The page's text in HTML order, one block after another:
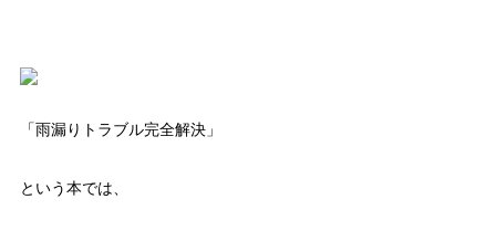
「雨漏りトラブル完全解決」
という本では、